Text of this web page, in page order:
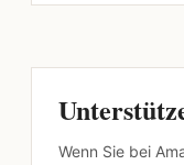
Wenn Sie bei